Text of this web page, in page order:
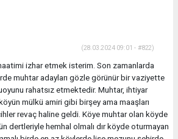
(28.03.2024 09:01 - #822)
izhar etmek isterim. Son zamanlarda
muhtar adayları gözle görünür bir vaziyette
rahatsız etmektedir. Muhtar, ihtiyar
mülkü amiri gibi birşey ama maaşları
revaç haline geldi. Köye muhtar olan köyde
dertleriyle hemhal olmalı dır köyde oturmayan